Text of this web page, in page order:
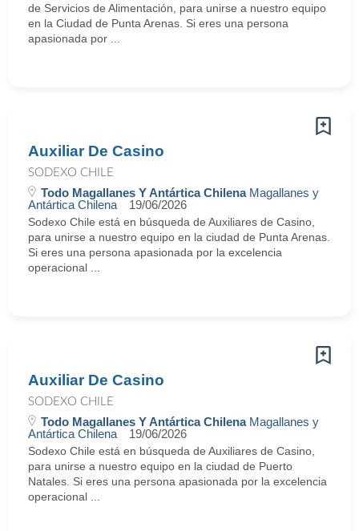
de Servicios de Alimentación, para unirse a nuestro equipo
en la Ciudad de Punta Arenas. Si eres una persona
apasionada por ...
Auxiliar De Casino
SODEXO CHILE
Todo Magallanes Y Antártica ChilenaMagallanes y
Antártica Chilena
19/06/2026
Sodexo Chile está en búsqueda de Auxiliares de Casino,
para unirse a nuestro equipo en la ciudad de Punta Arenas.
Si eres una persona apasionada por la excelencia
operacional ...
Auxiliar De Casino
SODEXO CHILE
Todo Magallanes Y Antártica ChilenaMagallanes y
Antártica Chilena
19/06/2026
Sodexo Chile está en búsqueda de Auxiliares de Casino,
para unirse a nuestro equipo en la ciudad de Puerto
Natales. Si eres una persona apasionada por la excelencia
operacional ...